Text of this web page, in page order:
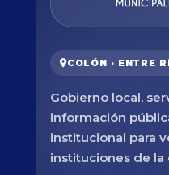
COLÓN · ENTRE
Gobierno local,
información
institucional para
instituciones de la